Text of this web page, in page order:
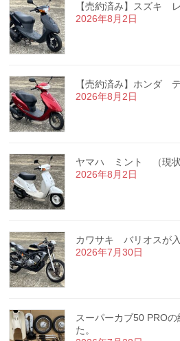
【売約済み】スズキ
2026年8月2日
【売約済み】ホンダ
2026年8月2日
ヤマハ ミント （現状
2026年8月2日
カワサキ バリオスが入
2026年7月30日
スーパーカブ50 PRO
た。